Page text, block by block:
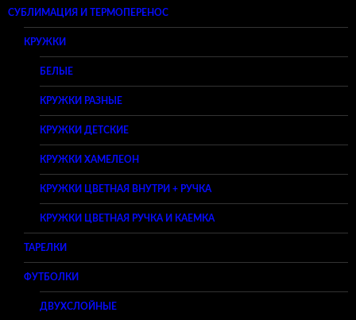
СУБЛИМАЦИЯ И ТЕРМОПЕРЕНОС
КРУЖКИ
БЕЛЫЕ
КРУЖКИ РАЗНЫЕ
КРУЖКИ ДЕТСКИЕ
КРУЖКИ ХАМЕЛЕОН
КРУЖКИ ЦВЕТНАЯ ВНУТРИ + РУЧКА
КРУЖКИ ЦВЕТНАЯ РУЧКА И КАЕМКА
ТАРЕЛКИ
ФУТБОЛКИ
ДВУХСЛОЙНЫЕ